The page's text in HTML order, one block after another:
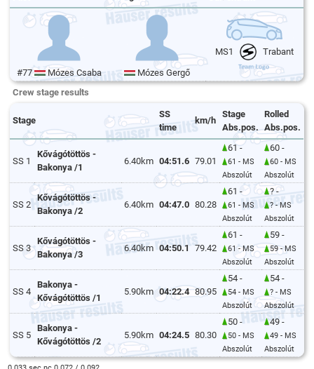
#77 Mózes Csaba Mózes Gergő
MS1 Trabant
Crew stage results
Stage
SS
time
km/h
Stage
Abs.pos.
Rolled
Abs.pos.
SS 1
Kővágótöttös -
Bakonya /1
6.40km 04:51.6 79.01
61 -
61 - MS
Abszolút
60 -
60 - MS
Abszolút
SS 2
Kővágótöttös -
Bakonya /2
6.40km 04:47.0 80.28
61 -
61 - MS
Abszolút
? -
? - MS
Abszolút
SS 3
Kővágótöttös -
Bakonya /3
6.40km 04:50.1 79.42
61 -
61 - MS
Abszolút
59 -
59 - MS
Abszolút
SS 4
Bakonya -
Kővágótöttös /1
5.90km 04:22.4 80.95
54 -
54 - MS
Abszolút
54 -
? - MS
Abszolút
SS 5
Bakonya -
Kővágótöttös /2
5.90km 04:24.5 80.30
50 -
50 - MS
Abszolút
49 -
49 - MS
Abszolút